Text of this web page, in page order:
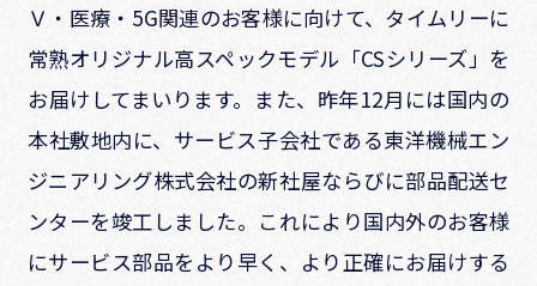
Ｖ・医療・ 5G関連のお客様に向けて、タイムリーに
常熟オリジナル高スペックモデル「CSシリーズ」を
お届けしてまいります。また、昨年12月には国内の
本社敷地内に、サービス子会社である東洋機械エン
ジニアリング株式会社の新社屋ならびに部品配送セ
ンターを竣工しました。これにより国内外のお客様
にサービス部品をより早く、より正確にお届けする